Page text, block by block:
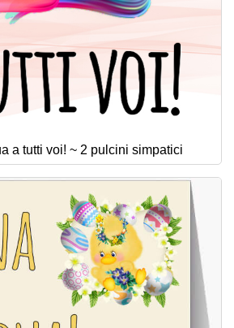
a tutti voi! ~ 2 pulcini simpatici